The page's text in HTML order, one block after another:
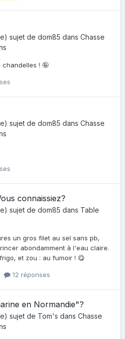
sujet de dom85 dans Chasse
! 🤪
sujet de dom85 dans Chasse
connaissiez?
sujet de dom85 dans Table
un gros filet au sel sans pb,
abondamment à l'eau claire.
et zou : au fumoir ! 😋
12 réponses
en Normandie"?
sujet de Tom's dans Chasse